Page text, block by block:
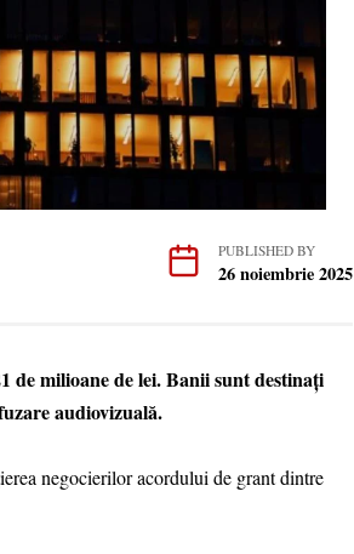
PUBLISHED BY
26 noiembrie 2025
de milioane de lei. Banii sunt destinați
audiovizuală.
negocierilor acordului de grant dintre